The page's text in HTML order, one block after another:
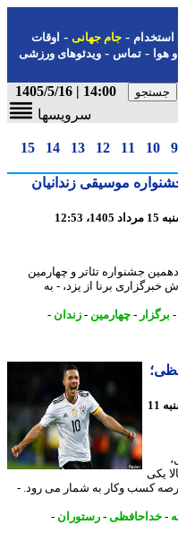
- جام جهانی-اوقات
-تماس-ویدئوهای ورزشی
14:00 | 1405/5/16
سرویسها
10
11
12
13
14
15
موسیقی زندانیان
جشنواره تئاتر و چهارمین
برنا از یزد، - به
- چهارمین -زندان -
- یکشنبه 11
وکار به شمار می رود. -
-رستوران-